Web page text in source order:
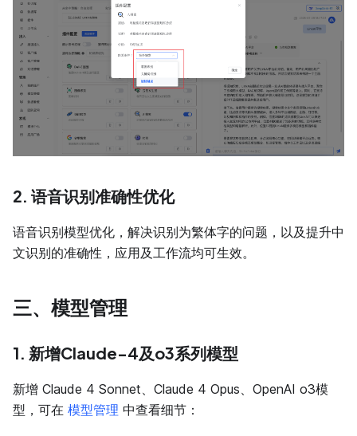
2. 语音识别准确性优化
语音识别模型优化，解决识别为繁体字的问题，以及提升中
文识别的准确性，应用及工作流均可生效。
三、模型管理
1. 新增Claude-4及o3系列模型
新增 Claude 4 Sonnet、Claude 4 Opus、OpenAI o3模
型，可在 模型管理 中查看细节：